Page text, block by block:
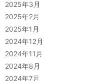
2025年3月
2025年2月
2025年1月
2024年12月
2024年11月
2024年8月
2024年7月